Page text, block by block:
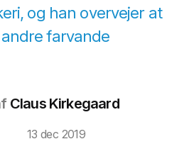
og han overvejer at
andre farvande
Claus Kirkegaard
13 dec 2019